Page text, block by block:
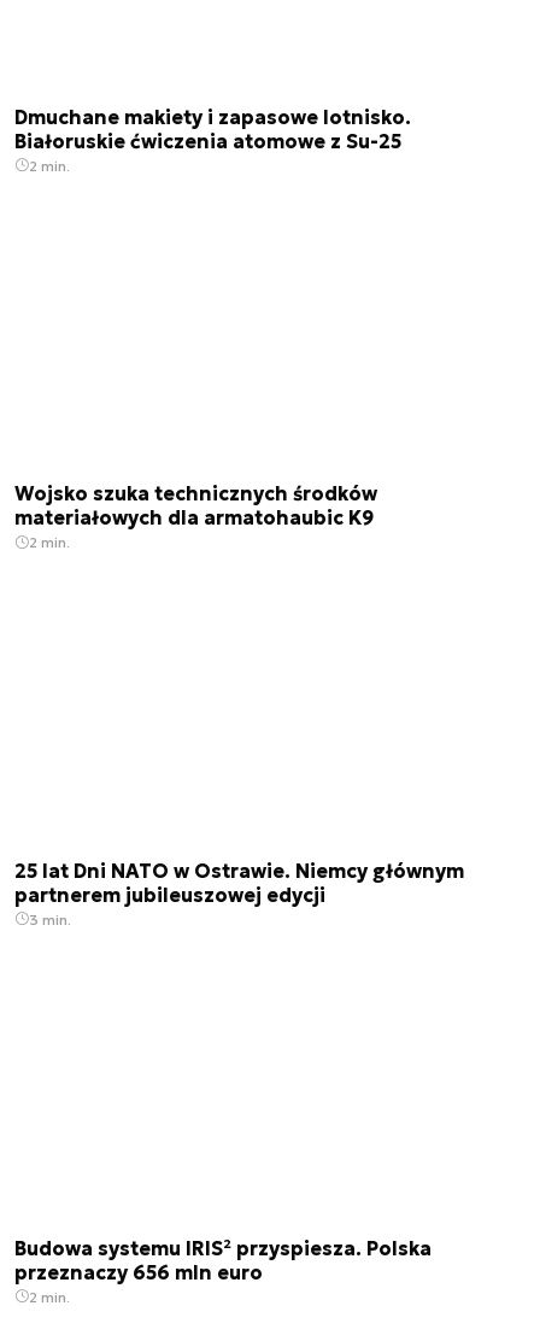
Dmuchane makiety i zapasowe lotnisko.
Białoruskie ćwiczenia atomowe z Su-25
2 min.
Wojsko szuka technicznych środków
materiałowych dla armatohaubic K9
2 min.
25 lat Dni NATO w Ostrawie. Niemcy głównym
partnerem jubileuszowej edycji
3 min.
Budowa systemu IRIS² przyspiesza. Polska
przeznaczy 656 mln euro
2 min.